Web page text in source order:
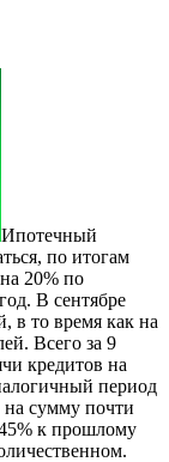
Ипотечный
по итогам
20% по
В сентябре
в то время как на
Всего за 9
кредитов на
период
на сумму почти
к прошлому